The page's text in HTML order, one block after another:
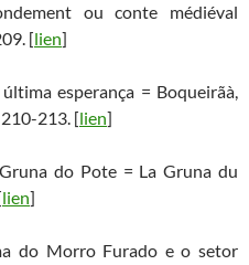
ou conte médiéval
[lien]
esperança = Boqueirãà,
213. [lien]
do Pote = La Gruna du
lien]
do Morro Furado e o setor